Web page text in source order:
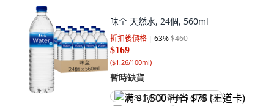
味全 天然水, 24個, 560ml
折扣後價格 63%$460
$169
($1.26/100ml)
暫時缺貨
满 $1,500 再省 $75 (王道卡)